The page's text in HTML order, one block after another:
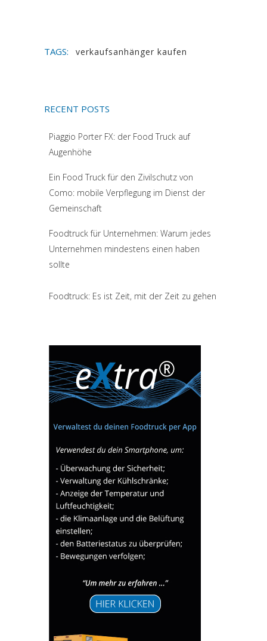
TAGS: verkaufsanhänger kaufen
RECENT POSTS
Piaggio Porter FX: der Food Truck auf
Augenhöhe
Ein Food Truck für den Zivilschutz von
Como: mobile Verpflegung im Dienst der
Gemeinschaft
Foodtruck für Unternehmen: Warum jedes
Unternehmen mindestens einen haben
sollte
Foodtruck: Es ist Zeit, mit der Zeit zu gehen